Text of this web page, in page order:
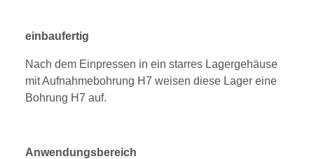
einbaufertig
Nach dem Einpressen in ein starres Lagergehäuse
mit Aufnahmebohrung H7 weisen diese Lager eine
Bohrung H7 auf.
Anwendungsbereich